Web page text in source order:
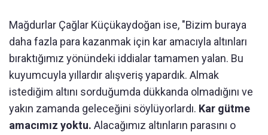
Mağdurlar Çağlar Küçükaydoğan ise, "Bizim buraya
daha fazla para kazanmak için kar amacıyla altınları
bıraktığımız yönündeki iddialar tamamen yalan. Bu
kuyumcuyla yıllardır alışveriş yapardık. Almak
istediğim altını sorduğumda dükkanda olmadığını ve
yakın zamanda geleceğini söylüyorlardı. Kar gütme
amacımız yoktu. Alacağımız altınların parasını o